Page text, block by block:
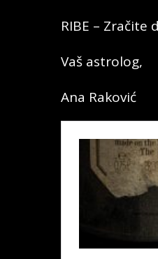
RIBE –
Vaš astrolog,
Ana Raković